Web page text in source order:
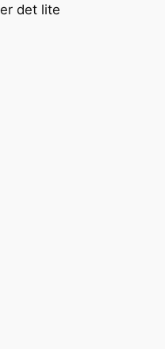
det lite